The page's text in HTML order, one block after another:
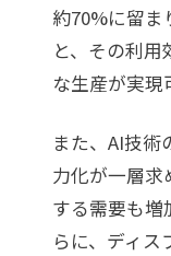
約70%に留ま
と、その利
な生産が実現
また、AI技術
力化が一層求
する需要も増
らに、ディ